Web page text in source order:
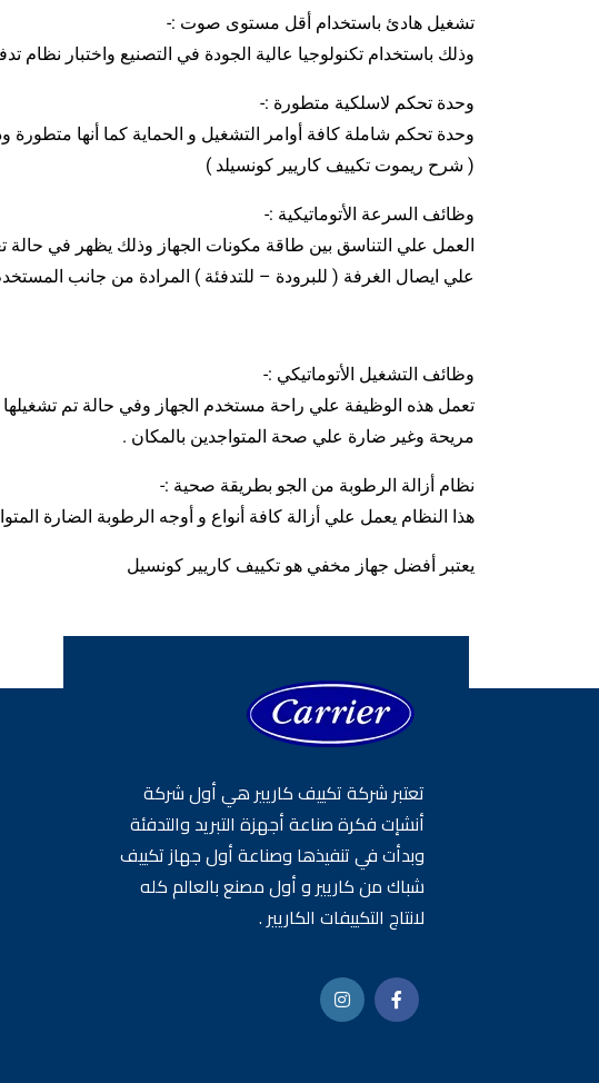
تشغيل هادئ باستخدام أقل مستوى صوت :-
وذلك باستخدام تكنولوجيا عالية الجودة في التصنيع واختبار
وحدة تحكم لاسلكية متطورة :-
وحدة تحكم شاملة كافة أوامر التشغيل و الحماية كما أنها
( شرح ريموت تكييف كاريير كونسيلد )
وظائف السرعة الأتوماتيكية :-
العمل علي التناسق بين طاقة مكونات الجهاز وذلك يظهر في
علي ايصال الغرفة ( للبرودة – للتدفئة ) المرادة من جانب
وظائف التشغيل الأتوماتيكي :-
تعمل هذه الوظيفة علي راحة مستخدم الجهاز وفي حالة تم
مريحة وغير ضارة علي صحة المتواجدين بالمكان .
نظام أزالة الرطوبة من الجو بطريقة صحية :-
هذا النظام يعمل علي أزالة كافة أنواع و أوجه الرطوبة الضارة
يعتبر أفضل جهاز مخفي هو تكييف كاريير كونسيل
تعتبر شركة تكييف كاريير هي أول شركة
أنشإت فكرة صناعة أجهزة التبريد والتدفئة
وبدأت في تنفيذها وصناعة أول جهاز تكييف
شباك من كاريير و أول مصنع بالعالم كله
لانتاج التكييفات الكاريير .